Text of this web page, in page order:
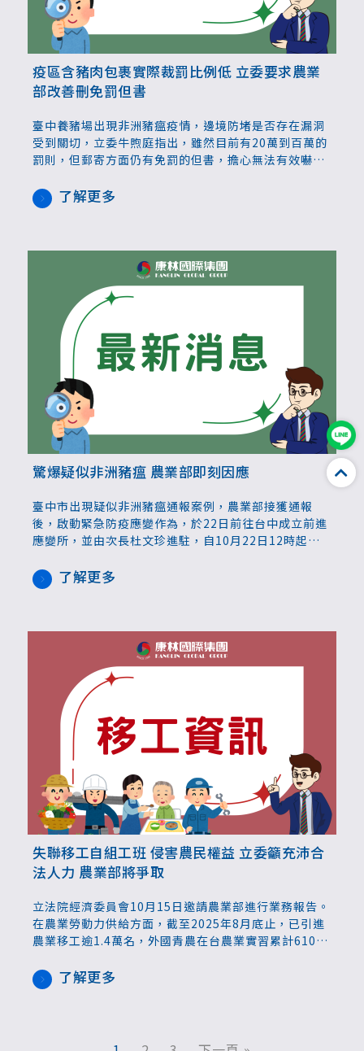
疫區含豬肉包裹實際裁罰比例低 立委要求農業
部改善刪免罰但書
臺中養豬場出現非洲豬瘟疫情，邊境防堵是否存在漏洞
受到關切，立委牛煦庭指出，雖然目前有20萬到百萬的
罰則，但郵寄方面仍有免罰的但書，擔心無法有效嚇阻
署表示查證上有其困難，有不足之處會著手處理。
了解更多
驚爆疑似非洲豬瘟 農業部即刻因應
臺中市出現疑似非洲豬瘟通報案例，農業部接獲通報
後，啟動緊急防疫應變作為，於22日前往台中成立前進
應變所，並由次長杜文珍進駐，自10月22日12時起全
全國各縣市豬場防疫調查等7項措施。
了解更多
失聯移工自組工班 侵害農民權益 立委籲充沛合
法人力 農業部將爭取
立法院經濟委員會10月15日邀請農業部進行業務報告。
在農業勞動力供給方面，截至2025年8月底止，已引進
農業移工逾1.4萬名，外國青農在台農業實習累計610
工現已不再只是非法的勞動力，而是有自己的工班，以
非法、低廉的生產方式來打擊合法農民，農業部應有具
了解更多